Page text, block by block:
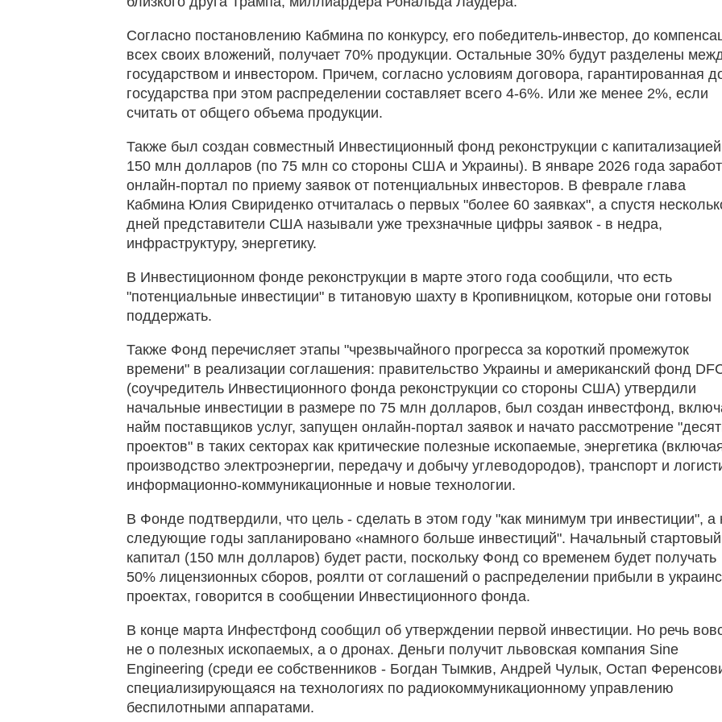
Согласно постановлению Кабмина по конкурсу, его победитель-инвестор, до
всех своих вложений, получает 70% продукции. Остальные 30% будут разделены
государством и инвестором. Причем, согласно условиям договора, гарантированная
государства при этом распределении составляет всего 4-6%. Или же менее 2%, если
считать от общего объема продукции.
Также был создан совместный Инвестиционный фонд реконструкции с
150 млн долларов (по 75 млн со стороны США и Украины). В январе 2026 года
онлайн-портал по приему заявок от потенциальных инвесторов. В феврале глава
Кабмина Юлия Свириденко отчиталась о первых "более 60 заявках", а спустя
дней представители США называли уже трехзначные цифры заявок - в недра,
инфраструктуру, энергетику.
В Инвестиционном фонде реконструкции в марте этого года сообщили, что есть
"потенциальные инвестиции" в титановую шахту в Кропивницком, которые они готовы
поддержать.
Также Фонд перечисляет этапы "чрезвычайного прогресса за короткий промежуток
времени" в реализации соглашения: правительство Украины и американский фонд
(соучредитель Инвестиционного фонда реконструкции со стороны США) утвердили
начальные инвестиции в размере по 75 млн долларов, был создан инвестфонд,
найм поставщиков услуг, запущен онлайн-портал заявок и начато рассмотрение
проектов" в таких секторах как критические полезные ископаемые, энергетика
производство электроэнергии, передачу и добычу углеводородов), транспорт и
информационно-коммуникационные и новые технологии.
В Фонде подтвердили, что цель - сделать в этом году "как минимум три инвестиции", а
следующие годы запланировано «намного больше инвестиций". Начальный стартовый
капитал (150 млн долларов) будет расти, поскольку Фонд со временем будет получать
50% лицензионных сборов, роялти от соглашений о распределении прибыли в
проектах, говорится в сообщении Инвестиционного фонда.
В конце марта Инфестфонд сообщил об утверждении первой инвестиции. Но речь
не о полезных ископаемых, а о дронах. Деньги получит львовская компания Sine
Engineering (среди ее собственников - Богдан Тымкив, Андрей Чулык, Остап
специализирующаяся на технологиях по радиокоммуникационному управлению
беспилотными аппаратами.